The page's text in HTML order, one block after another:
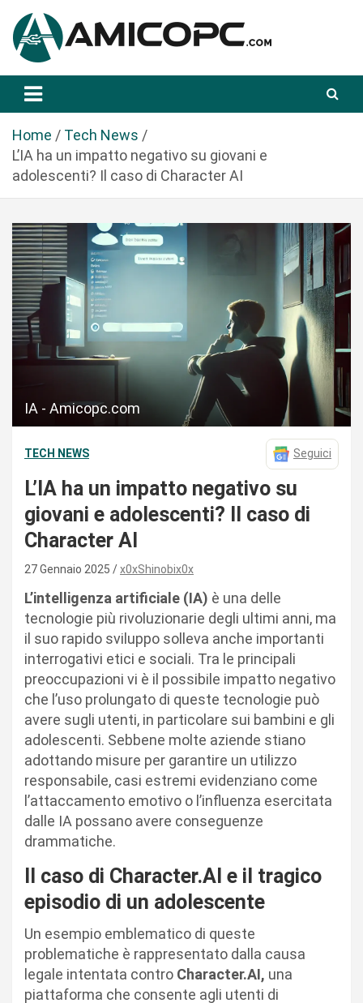
a
Amicopc.com
Home
Tech News
L’IA ha un impatto negativo su giovani e
adolescenti? Il caso di Character AI
IA - Amicopc.com
TECH NEWS Seguici
L’IA ha un impatto negativo su
giovani e adolescenti? Il caso di
Character AI
27 Gennaio 2025 x0xShinobix0x
L’intelligenza artificiale (IA) è una delle
tecnologie più rivoluzionarie degli ultimi anni, ma
il suo rapido sviluppo solleva anche importanti
interrogativi etici e sociali. Tra le principali
preoccupazioni vi è il possibile impatto negativo
che l’uso prolungato di queste tecnologie può
avere sugli utenti, in particolare sui bambini e gli
adolescenti. Sebbene molte aziende stiano
adottando misure per garantire un utilizzo
responsabile, casi estremi evidenziano come
l’attaccamento emotivo o l’influenza esercitata
dalle IA possano avere conseguenze
drammatiche.
Il caso di Character.AI e il tragico
episodio di un adolescente
Un esempio emblematico di queste
problematiche è rappresentato dalla causa
legale intentata contro Character.AI, una
piattaforma che consente agli utenti di